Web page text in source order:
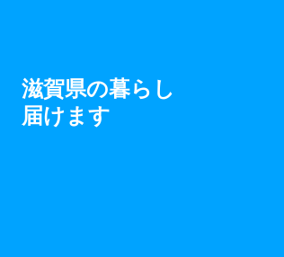
滋賀県の暮らし
届けます